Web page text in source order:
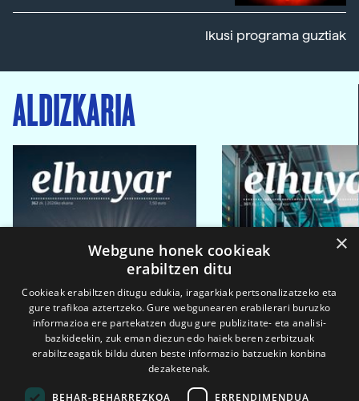
Ikusi programa guztiak
ALDIZKARIA
×
Webgune honek cookieak
erabiltzen ditu
Cookieak erabiltzen ditugu edukia, iragarkiak pertsonalizatzeko eta
gure trafikoa aztertzeko. Gure webgunearen erabilerari buruzko
informazioa ere partekatzen dugu gure publizitate- eta analisi-
bazkideekin, zuk eman diezun edo haiek beren zerbitzuak
erabiltzeagatik bildu duten beste informazio batzuekin konbina
dezaketenak.
BEHAR-BEHARREZKOA ERRENDIMENDUA